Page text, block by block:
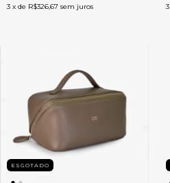
3 x de R$326,67 sem juros
3
ESGOTADO